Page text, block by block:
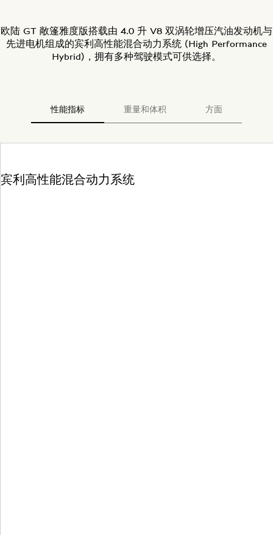
欧陆 GT 敞篷雅度版搭载由 4.0 升 V8 双涡轮增压汽油发动机与
先进电机组成的宾利高性能混合动力系统 (High Performance
Hybrid)，拥有多种驾驶模式可供选择。
性能指标 重量和体积 方面
宾利高性能混合动力系统